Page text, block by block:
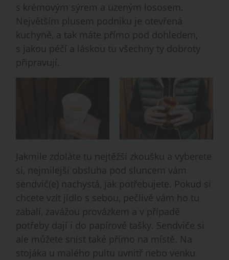
s krémovým sýrem a uzeným lososem.
Největším plusem podniku je otevřená
kuchyně, a tak máte přímo pod dohledem,
s jakou péčí a láskou tu všechny ty dobroty
připravují.
Jakmile zdoláte tu nejtěžší zkoušku a vyberete
si, nejmilejší obsluha pod sluncem vám
sendvič(e) nachystá, jak potřebujete. Pokud si
chcete vzít jídlo s sebou, pečlivě vám ho tu
zabalí, zavážou provázkem a v případě
potřeby dají i do papírové tašky. Sendviče si
ale můžete sníst také přímo na místě. Na
stojáka u malého pultu uvnitř nebo venku